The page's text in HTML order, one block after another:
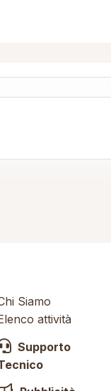
Siamo
attività
Supporto